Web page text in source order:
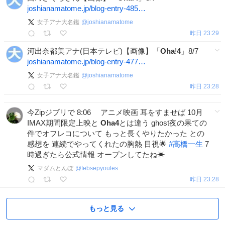
joshianamatome.jp/blog-entry-485…
女子アナ大名鑑 @joshianamatome
昨日 23:29
河出奈都美アナ(日本テレビ)【画像】「Oha!4」8/7
joshianamatome.jp/blog-entry-477…
女子アナ大名鑑 @joshianamatome
昨日 23:28
今Zipジブリで 8:06 アニメ映画 耳をすませば 10月
IMAX期間限定上映と Oha4とは違う ghost夜の果ての
件でオフレコについて もっと長くやりたかった との
感想を 連続でやってくれたの胸熱 目視🌟 #高橋一生 7
時過ぎたら公式情報 オープンしてたね☀
マダムとんぼ @febsepyoules
昨日 23:28
もっと見る